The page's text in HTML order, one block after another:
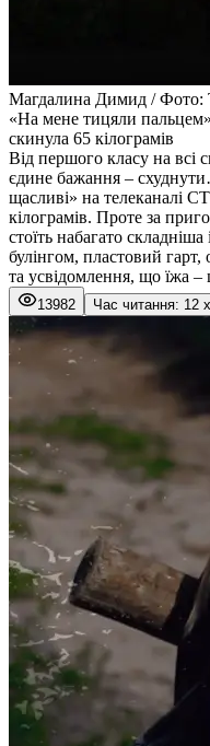
Магдалина Димид / Фото:
«На мене тицяли
скинула 65 кілограмів
Від першого класу на всі
єдине бажання –
щасливі» на телеканалі
кілограмів. Проте за
стоїть набагато
булінгом, пластовий
та усвідомлення, що їжа –
13982 Час читання: 12